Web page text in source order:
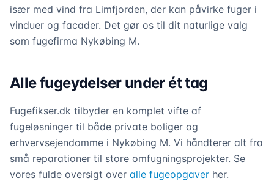
især med vind fra Limfjorden, der kan påvirke fuger i
vinduer og facader. Det gør os til dit naturlige valg
som fugefirma Nykøbing M.
Alle fugeydelser under ét tag
Fugefikser.dk tilbyder en komplet vifte af
fugeløsninger til både private boliger og
erhvervsejendomme i Nykøbing M. Vi håndterer alt fra
små reparationer til store omfugningsprojekter. Se
vores fulde oversigt over alle fugeopgaver her.